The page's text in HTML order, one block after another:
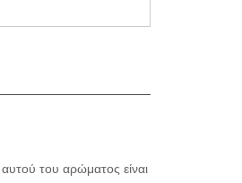
του αρώματος είναι